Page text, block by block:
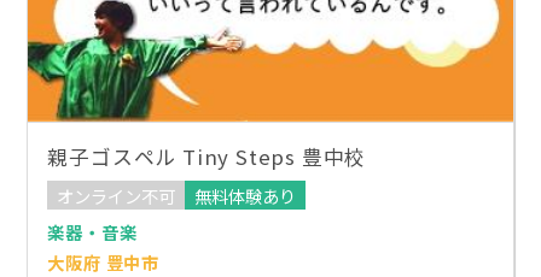
親子ゴスペル Tiny Steps 豊中校
オンライン不可
無料体験あり
楽器・音楽
大阪府 豊中市